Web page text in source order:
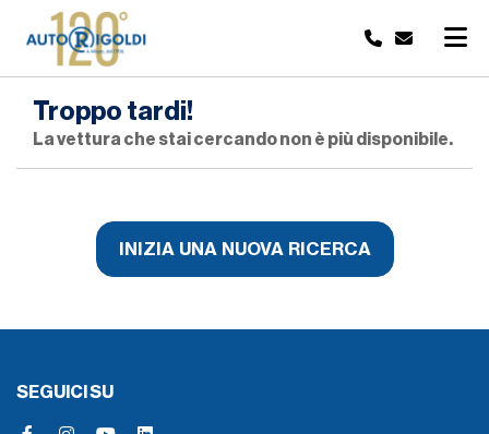
Troppo tardi!
La vettura che stai cercando non è più disponibile.
INIZIA UNA NUOVA RICERCA
SEGUICI SU